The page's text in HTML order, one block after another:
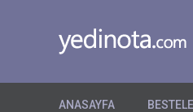
ANASAYFA